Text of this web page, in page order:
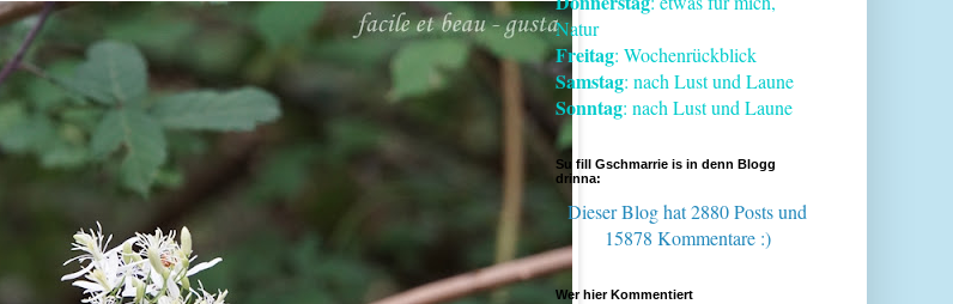
Natur
Freitag: Wochenrückblick
Samstag: nach Lust und Laune
Sonntag: nach Lust und Laune
Su fill Gschmarrie is in denn Blogg
drinna:
Dieser Blog hat 2880 Postsund
15878 Kommentare :)
Wer hier Kommentiert